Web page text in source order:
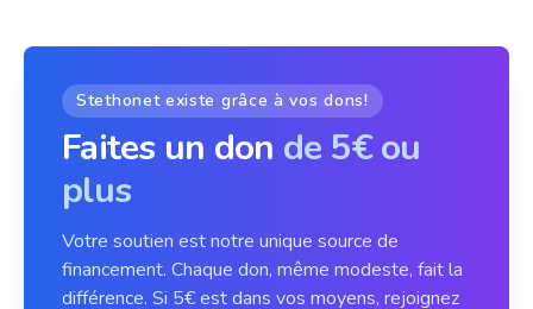
Stethonet existe grâce à vos dons!
Faites un don de 5€ ou
plus
Votre soutien est notre unique source de
financement. Chaque don, même modeste, fait la
différence. Si 5€ est dans vos moyens, rejoignez